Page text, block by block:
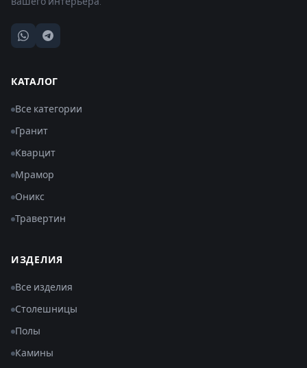
КАТАЛОГ
Все категории
Гранит
Кварцит
Мрамор
Оникс
Травертин
ИЗДЕЛИЯ
Все изделия
Столешницы
Полы
Камины